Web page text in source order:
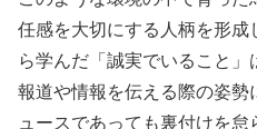
任感を大切にする人柄を形
ら学んだ「誠実でいること
報道や情報を伝える際の姿勢
ュースであっても裏付けを